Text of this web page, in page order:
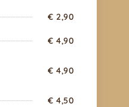
€ 2,90
€ 4,90
€ 4,90
€ 4,50